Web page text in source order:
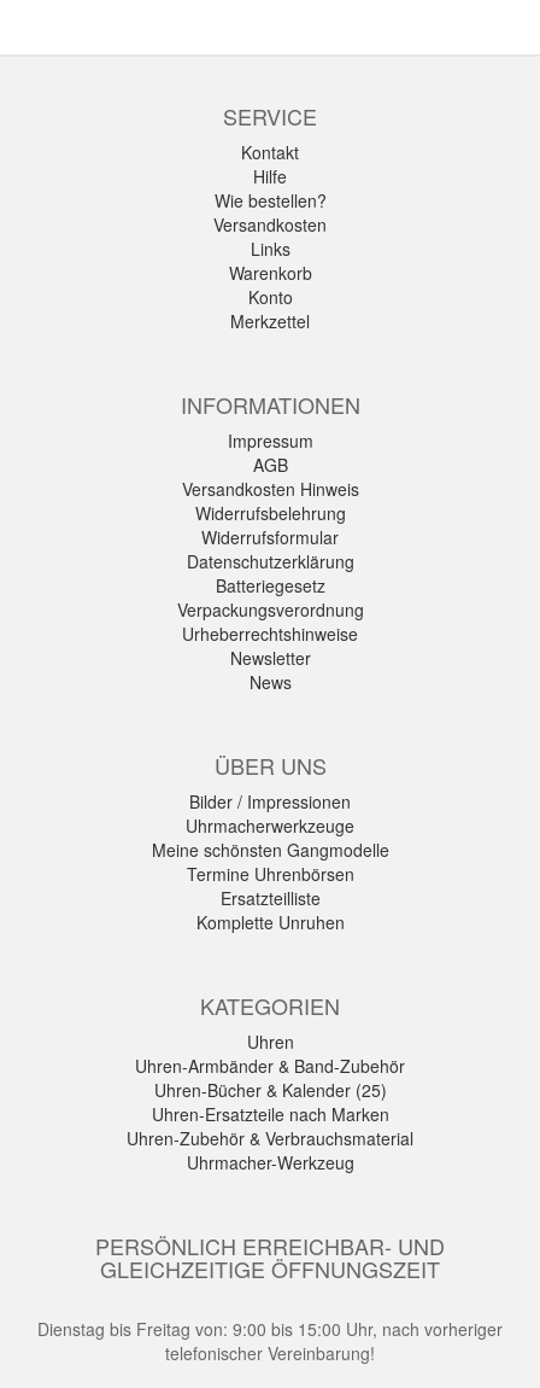
SERVICE
Kontakt
Hilfe
Wie bestellen?
Versandkosten
Links
Warenkorb
Konto
Merkzettel
INFORMATIONEN
Impressum
AGB
Versandkosten Hinweis
Widerrufsbelehrung
Widerrufsformular
Datenschutzerklärung
Batteriegesetz
Verpackungsverordnung
Urheberrechtshinweise
Newsletter
News
ÜBER UNS
Bilder / Impressionen
Uhrmacherwerkzeuge
Meine schönsten Gangmodelle
Termine Uhrenbörsen
Ersatzteilliste
Komplette Unruhen
KATEGORIEN
Uhren
Uhren-Armbänder & Band-Zubehör
Uhren-Bücher & Kalender (25)
Uhren-Ersatzteile nach Marken
Uhren-Zubehör & Verbrauchsmaterial
Uhrmacher-Werkzeug
PERSÖNLICH ERREICHBAR- UND
GLEICHZEITIGE ÖFFNUNGSZEIT
Dienstag bis Freitag von: 9:00 bis 15:00 Uhr, nach vorheriger
telefonischer Vereinbarung!